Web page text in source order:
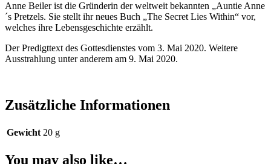
Anne Beiler ist die Gründerin der weltweit bekannten „Auntie Anne
´s Pretzels. Sie stellt ihr neues Buch „The Secret Lies Within“ vor,
welches ihre Lebensgeschichte erzählt.
Der Predigttext des Gottesdienstes vom 3. Mai 2020. Weitere
Ausstrahlung unter anderem am 9. Mai 2020.
Zusätzliche Informationen
Gewicht 20 g
You may also like…